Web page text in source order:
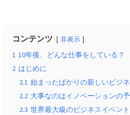
コンテンツ 非表示
1 10年後、どんな仕事をしている？
2 はじめに
2.1 始まったばかりの新しいビジ
2.2 大事なのはイノベーションの
2.3 世界最大級のビジネスイベン